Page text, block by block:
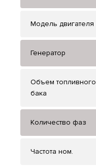
Модель двигателя
Генератор
Объем топливного
бака
Количество фаз
Частота ном.